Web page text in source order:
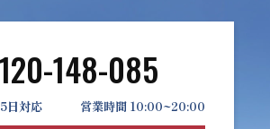
148-085
日対応 営業時間 10:00~20:00